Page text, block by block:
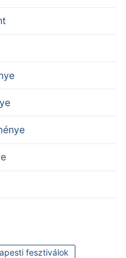
fesztiválok